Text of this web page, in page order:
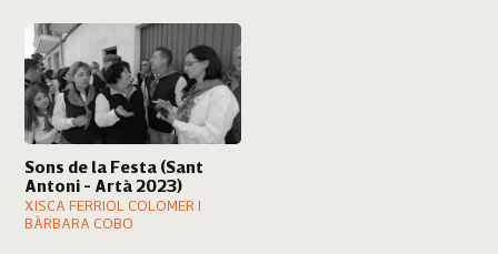
Sons de la Festa (Sant
Antoni - Artà 2023)
XISCA FERRIOL COLOMER I
BÀRBARA COBO